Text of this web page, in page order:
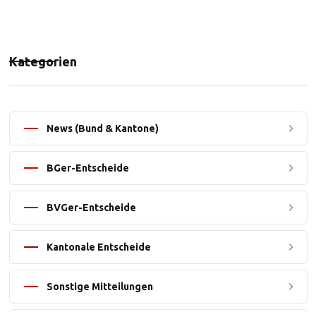
Kategorien
News (Bund & Kantone)
BGer-Entscheide
BVGer-Entscheide
Kantonale Entscheide
Sonstige Mitteilungen